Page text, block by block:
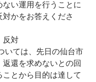
い運用を行うことに
かをお答えくださ
反対
ては、先日の仙台市
返還を求めないとの回
とから目的は達して